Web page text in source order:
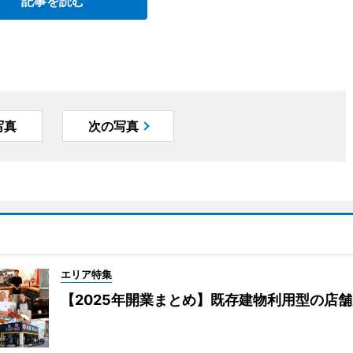
真 次の写真
エリア特集
【2025年開業まとめ】既存建物利用型の店